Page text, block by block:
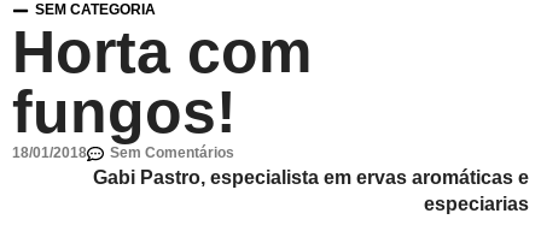
SEM CATEGORIA
Horta com
fungos!
18/01/2018 Sem Comentários
Gabi Pastro, especialista em ervas aromáticas e
especiarias